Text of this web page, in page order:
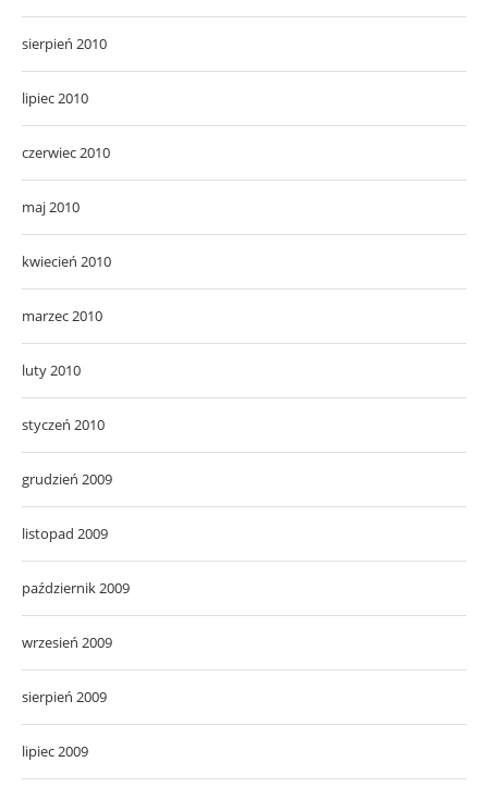
sierpień 2010
lipiec 2010
czerwiec 2010
maj 2010
kwiecień 2010
marzec 2010
luty 2010
styczeń 2010
grudzień 2009
listopad 2009
październik 2009
wrzesień 2009
sierpień 2009
lipiec 2009